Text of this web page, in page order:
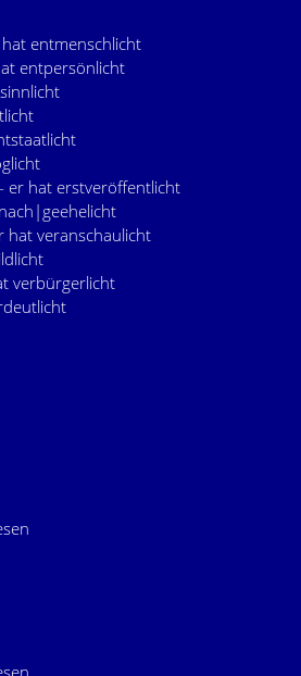
entmenschlicht
entpersönlicht
er hat erstveröffentlicht
hat veranschaulicht
verbürgerlicht